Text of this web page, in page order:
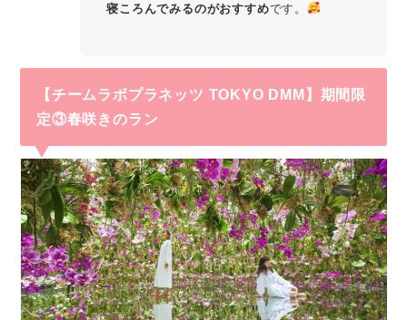
寝ころんでみるのがおすすめです。
【チームラボプラネッツ TOKYO DMM】期間限
定③春咲きのラン